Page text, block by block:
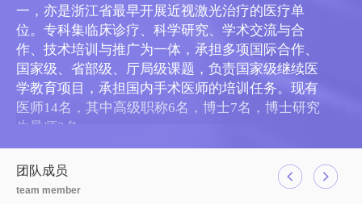
一，亦是浙江省最早开展近视激光治疗的医疗单
位。专科集临床诊疗、科学研究、学术交流与合
作、技术培训与推广为一体，承担多项国际合作、
国家级、省部级、厅局级课题，负责国家级继续医
学教育项目，承担国内手术医师的培训任务。现有
医师14名，其中高级职称6名，博士7名，博士研究
生导师3名。
本专科主持完成多项国际合作、国家级、省部
级、厅局级项目，牵头及参与制定多项屈光手术相
关指南和标准，获得多项国家发明专利，成功研发
团队成员
team member